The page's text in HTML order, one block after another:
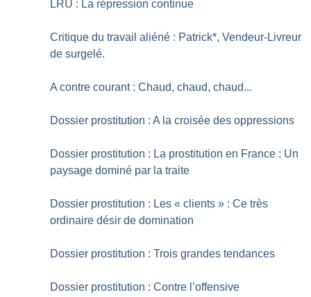
LRU : La répression continue
Critique du travail aliéné : Patrick*, Vendeur-Livreur
de surgelé.
A contre courant : Chaud, chaud, chaud...
Dossier prostitution : A la croisée des oppressions
Dossier prostitution : La prostitution en France : Un
paysage dominé par la traite
Dossier prostitution : Les « clients » : Ce très
ordinaire désir de domination
Dossier prostitution : Trois grandes tendances
Dossier prostitution : Contre l’offensive